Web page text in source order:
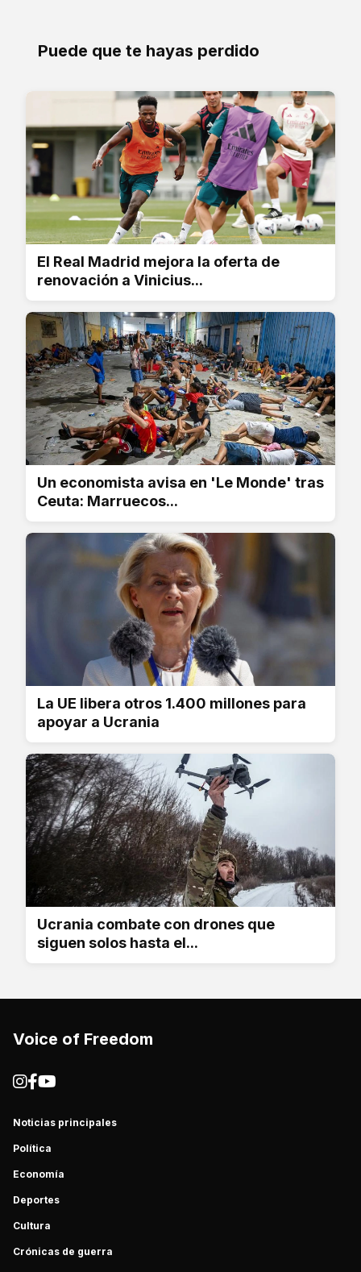
Puede que te hayas perdido
El Real Madrid mejora la oferta de
renovación a Vinicius...
Un economista avisa en 'Le Monde' tras
Ceuta: Marruecos...
La UE libera otros 1.400 millones para
apoyar a Ucrania
Ucrania combate con drones que
siguen solos hasta el...
Voice of Freedom
Noticias principales
Política
Economía
Deportes
Cultura
Crónicas de guerra